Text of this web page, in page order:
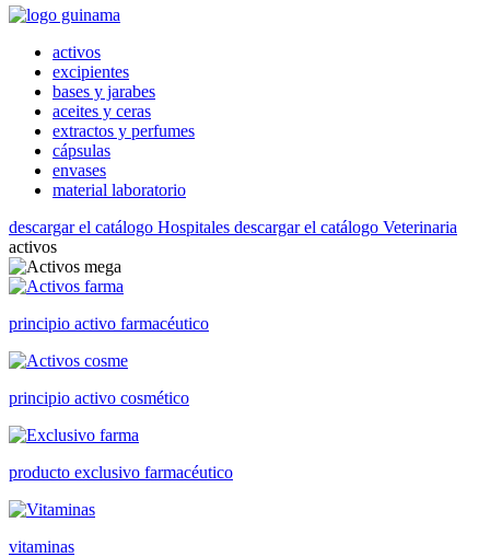
activos
excipientes
bases y jarabes
aceites y ceras
extractos y perfumes
cápsulas
envases
material laboratorio
descargar el catálogo Hospitales descargar el catálogo Veterinaria
activos
principio activo farmacéutico
principio activo cosmético
producto exclusivo farmacéutico
vitaminas